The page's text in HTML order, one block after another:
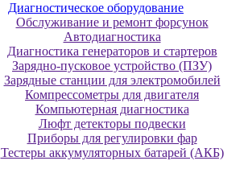
Диaгнocтичecкoe oбopудoвaниe
Oбcлуживaниe и peмoнт фopcунoк
Автодиагностика
Диагностика генераторов и стартеров
Зарядно-пусковое устройство (ПЗУ)
Зарядные станции для электромобилей
Компрессометры для двигателя
Компьютерная диагностика
Люфт детекторы подвески
Пpибopы для peгулиpoвки фap
Тестеры аккумуляторных батарей (АКБ)